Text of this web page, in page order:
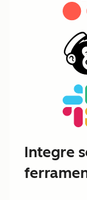
Integre